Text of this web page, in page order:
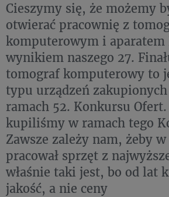
Cieszymy się, że możemy
otwierać pracownię z
komputerowym i aparatem
wynikiem naszego 27.
tomograf komputerowy to
typu urządzeń
ramach 52. Konkursu
kupiliśmy w ramach tego
Zawsze zależy nam, żeby
pracował sprzęt z
właśnie taki jest, bo od lat
jakość, a nie ceny